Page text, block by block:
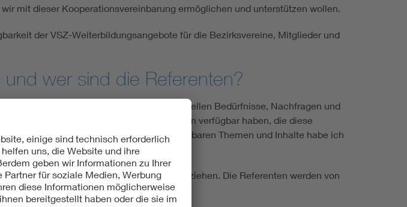
mit dieser Ko­operations­vereinbarung ermöglichen und unterstützen wollen.
der VSZ-Wei­terbildungsangebote für die Bezirksvereine, Mitglieder und
wer sind die Referenten?
Themen der Vereinsarbeit, deren aktuellen Bedürfnisse, Nachfragen und
neue Themen auch qualifizierte Referenten verfügbar haben, die diese
können. Eine Übersicht über die verfügbaren Themen und Inhalte habe ich
nach Möglichkeit weiter erweitern.
verfügbare Wei­ter­bildungsformate beziehen. Die Referenten werden von